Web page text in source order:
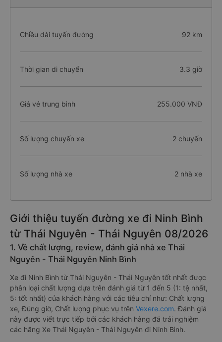
Chiều dài tuyến đường 92 km
Thời gian di chuyển 3.3 giờ
Giá vé trung bình 255.000 VNĐ
Số lượng chuyến xe 2 chuyến
Số lượng nhà xe 2 nhà xe
Giới thiệu tuyến đường xe đi Ninh Bình
từ Thái Nguyên - Thái Nguyên 08/2026
1. Về chất lượng, review, đánh giá nhà xe Thái
Nguyên - Thái Nguyên Ninh Bình
Xe đi Ninh Bình từ Thái Nguyên - Thái Nguyên tốt nhất được
phân loại chất lượng dựa trên đánh giá từ 1 đến 5 (1: tệ nhất,
5: tốt nhất) của khách hàng với các tiêu chí như: Chất lượng
xe, Đúng giờ, Chất lượng phục vụ trên Vexere.com. Đánh giá
này được viết trực tiếp bởi các khách hàng đã trải nghiệm
các hãng Xe Thái Nguyên - Thái Nguyên đi Ninh Bình.